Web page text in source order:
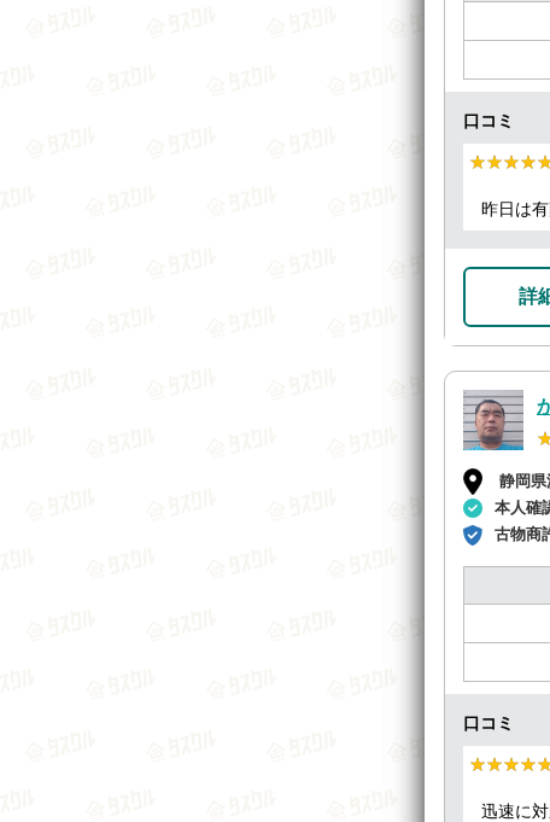
口コミ
昨日は
詳
静岡県
本人確
古物商
口コミ
迅速に